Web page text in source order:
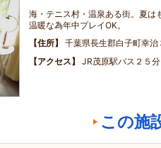
海・テニス村・温泉ある街。夏は
温暖な為年中プレイOK。
住所
千葉県長生郡白子町幸治
アクセス
JR茂原駅バス２５
この施